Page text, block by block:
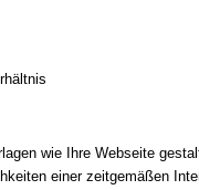
wie Ihre Webseite
einer zeitgemäßen